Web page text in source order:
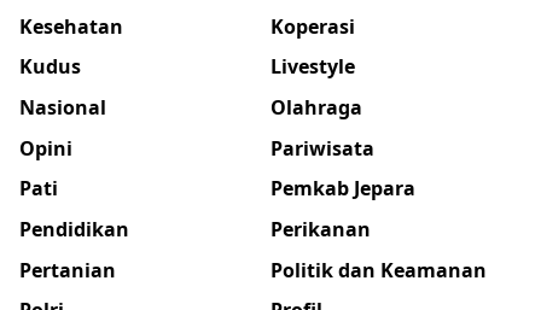
Kesehatan
Koperasi
Kudus
Livestyle
Nasional
Olahraga
Opini
Pariwisata
Pati
Pemkab Jepara
Pendidikan
Perikanan
Pertanian
Politik dan Keamanan